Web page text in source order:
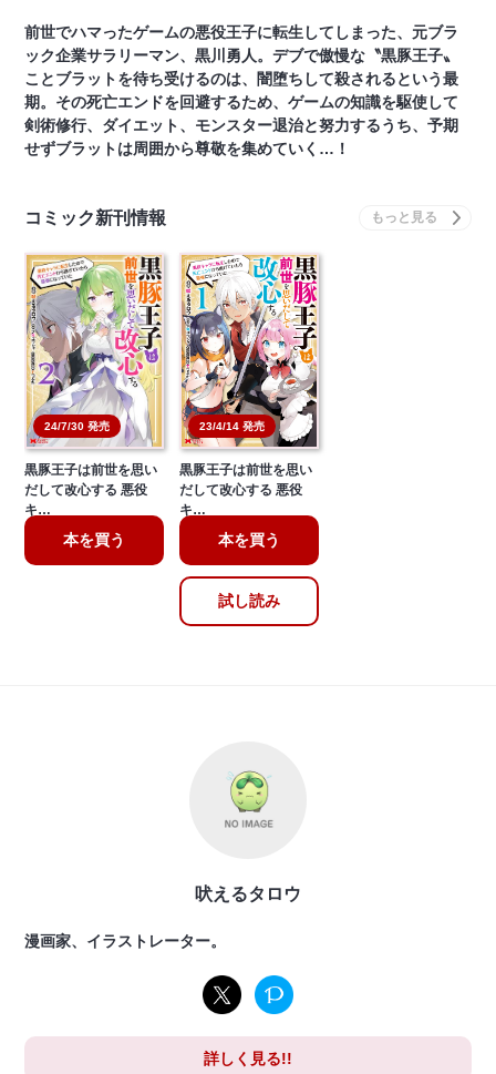
前世でハマったゲームの悪役王子に転生してしまった、元ブラ
ック企業サラリーマン、黒川勇人。デブで傲慢な〝黒豚王子〟
ことブラットを待ち受けるのは、闇堕ちして殺されるという最
期。その死亡エンドを回避するため、ゲームの知識を駆使して
剣術修行、ダイエット、モンスター退治と努力するうち、予期
せずブラットは周囲から尊敬を集めていく…！
コミック新刊情報
24/7/30 発売
黒豚王子は前世を思い
だして改心する 悪役
キ…
本を買う
23/4/14 発売
黒豚王子は前世を思い
だして改心する 悪役
キ…
本を買う
試し読み
吠えるタロウ
漫画家、イラストレーター。
詳しく見る!!